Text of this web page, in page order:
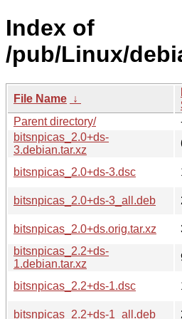
Index of
/pub/Linux/
File Name ↓
Parent directory/
bitsnpicas_2.0+ds-
3.debian.tar.xz
bitsnpicas_2.0+ds-3.dsc
bitsnpicas_2.0+ds-3_all.deb
bitsnpicas_2.0+ds.orig.tar.xz
bitsnpicas_2.2+ds-
1.debian.tar.xz
bitsnpicas_2.2+ds-1.dsc
bitsnpicas_2.2+ds-1_all.deb